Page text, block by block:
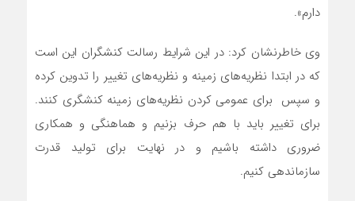
دارم».
وی خاطرنشان کرد: در این شرایط رسالت کنشگران این است
که در ابتدا نظریه‌های زمینه و نظریه‌های تغییر را تدوین کرده
و سپس برای عمومی کردن نظریه‌های زمینه کنشگری کنند.
برای تغییر باید با هم حرف بزنیم و هماهنگی و همکاری
ضروری داشته باشیم و در نهایت برای تولید قدرت
سازماندهی کنیم.